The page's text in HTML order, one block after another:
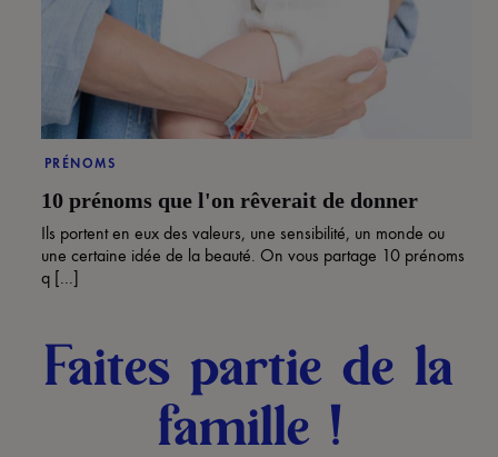
PRÉNOMS
10 prénoms que l'on rêverait de donner
Ils portent en eux des valeurs, une sensibilité, un monde ou
une certaine idée de la beauté. On vous partage 10 prénoms
q [...]
Faites partie de la
famille !